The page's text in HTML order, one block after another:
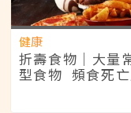
健康
折壽食物｜大量
型食物 頻食死